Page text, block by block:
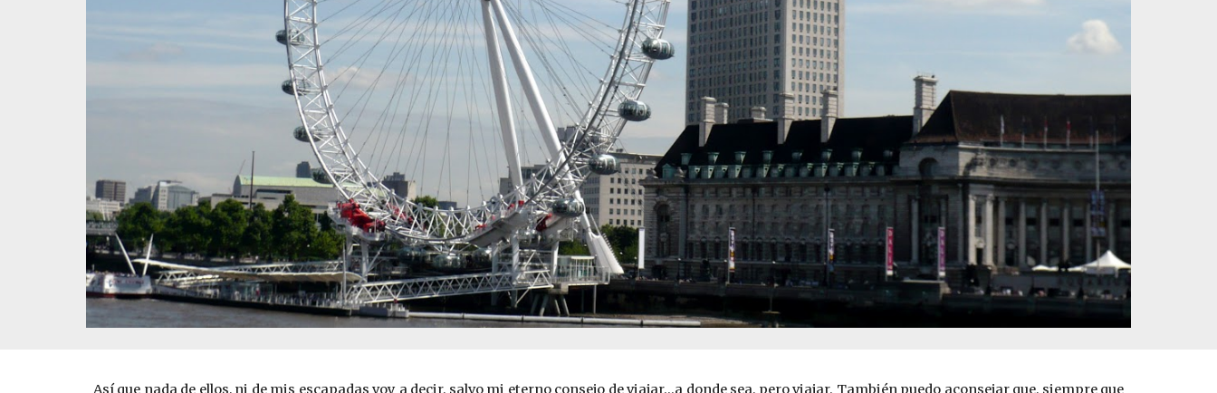
Así que nada de ellos, ni de mis escapadas voy a decir, salvo mi eterno consejo de viajar…a donde sea, pero viajar. También puedo aconsejar que, siempre que